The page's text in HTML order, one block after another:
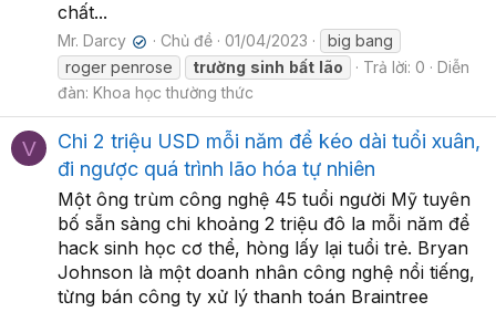
chất...
Mr. Darcy ✔ Chủ đề 01/04/2023
big bang
roger penrose
trường sinh bất lão Trả lời: 0
Diễn
đàn: Khoa học thường thức
V
Chi 2 triệu USD mỗi năm để kéo dài tuổi xuân,
đi ngược quá trình lão hóa tự nhiên
Một ông trùm công nghệ 45 tuổi người Mỹ tuyên
bố sẵn sàng chi khoảng 2 triệu đô la mỗi năm để
hack sinh học cơ thể, hòng lấy lại tuổi trẻ. Bryan
Johnson là một doanh nhân công nghệ nổi tiếng,
từng bán công ty xử lý thanh toán Braintree